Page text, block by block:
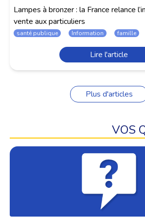
Lampes à bronzer : la France relance
vente aux particuliers
santé publique Information famille
Lire l'article
Plus d'articles
VOS